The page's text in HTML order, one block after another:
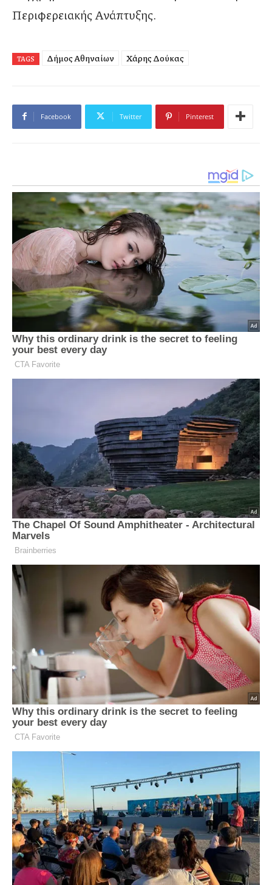
Περιφερειακής Ανάπτυξης.
TAGS Δήμος Αθηναίων Χάρης Δούκας
Facebook Twitter Pinterest